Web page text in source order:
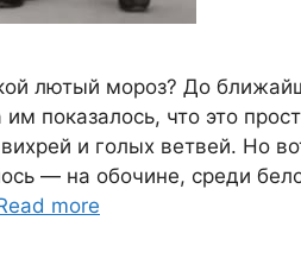
лютый мороз? До
показалось, что это
и голых ветвей. Но
— на обочине, среди
more